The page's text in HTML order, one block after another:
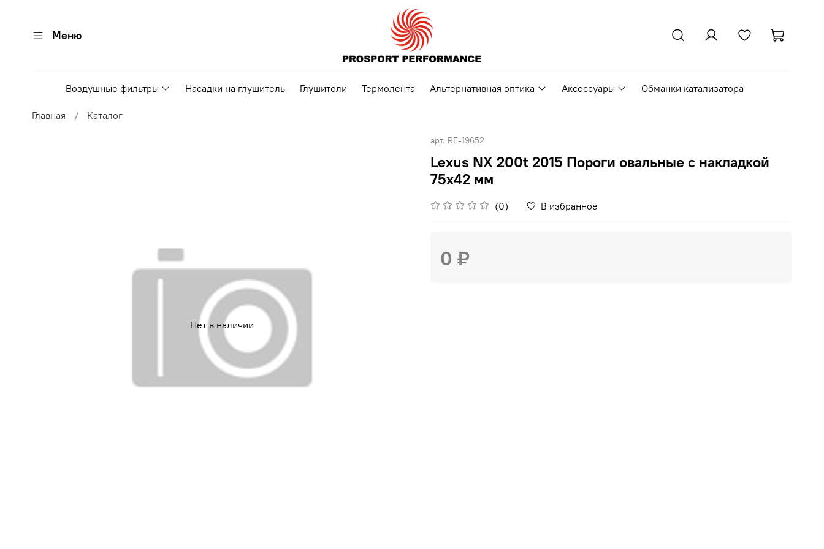
Меню
Воздушные фильтры Насадки на глушитель Глушители Термолента Альтернативная оптика Аксессуары Обманки катализатора
Главная Каталог
Нет в наличии
арт. RE-19652
Lexus NX 200t 2015 Пороги овальные с накладкой
75х42 мм
(0) В избранное
0 ₽